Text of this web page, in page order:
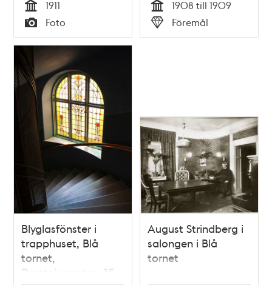
Tid
1911
Typ
Foto Tid
1908 till 1909
Typ
Föremål
Blyglasfönster i
trapphuset, Blå
tornet,
Drottninggatan 85.
August Strindberg i
salongen i Blå
tornet